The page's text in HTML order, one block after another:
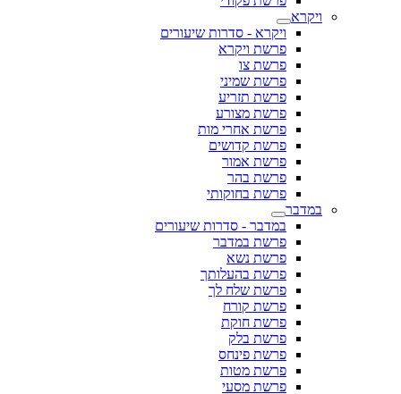
ויקרא
ויקרא - סדרות שיעורים
פרשת ויקרא
פרשת צו
פרשת שמיני
פרשת תזריע
פרשת מצורע
פרשת אחרי מות
פרשת קדושים
פרשת אמור
פרשת בהר
פרשת בחוקותי
במדבר
במדבר - סדרות שיעורים
פרשת במדבר
פרשת נשא
פרשת בהעלותך
פרשת שלח לך
פרשת קורח
פרשת חוקת
פרשת בלק
פרשת פינחס
פרשת מטות
פרשת מסעי